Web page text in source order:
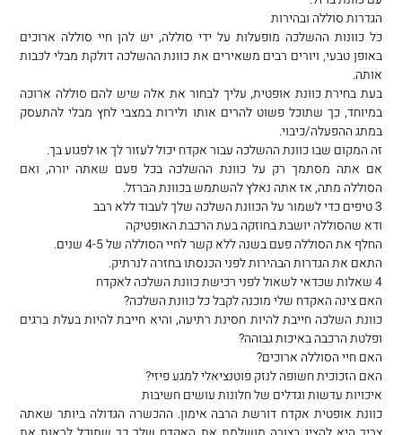
הגדרות סוללה ובהירות
כל כוונות ההשלכה מופעלות על ידי סוללה, יש להן חיי סוללה ארוכים
באופן טבעי, ויורים רבים משאירים את כוונת ההשלכה דולקת מבלי לכבות
אותה.
בעת בחירת כוונת אופטית, עליך לבחור את אלה שיש להם סוללה ארוכה
במיוחד, כך שתוכל פשוט להרים אותו ולירות במצבי לחץ מבלי להתעסק
במתג ההפעלה/כיבוי.
זה המקום שבו כוונת ההשלכה עבור אקדח יכול לעזור לך או לפגוע בך.
אם אתה מסתמך רק על כוונת ההשלכה בכל פעם שאתה יורה, ואם
הסוללה מתה, אז אתה נאלץ להשתמש בכוונת הברזל.
3 טיפים כדי לשמור על הכוונת השלכה שלך לעבוד ללא רבב
ודא שהסוללה יושבת בחוזקה בעת הרכבת האופטיקה
החלף את הסוללה פעם בשנה ללא קשר לחיי הסוללה של 4-5 שנים.
התאם את הגדרות הבהירות לפני הכנסתו בחזרה לנרתיק.
4 שאלות שכדאי לשאול לפני רכישת כוונת השלכה לאקדח
האם צינה האקדח שלי מוכנה לקבל כל כוונת השלכה?
כוונת השלכה חייבת להיות חסינת רתיעה, והיא חייבת להיות בעלת ברגים
ופלטת הרכבה באיכות גבוהה?
האם חיי הסוללה ארוכים?
האם הזכוכית חשופה לנזק פוטנציאלי למגע פיזי?
איכויות עדשות וגדלים של חלונות עושים חשיבות
כוונת אופטית אקדח דורשת הרבה אימון. ההכשרה הגדולה ביותר שאתה